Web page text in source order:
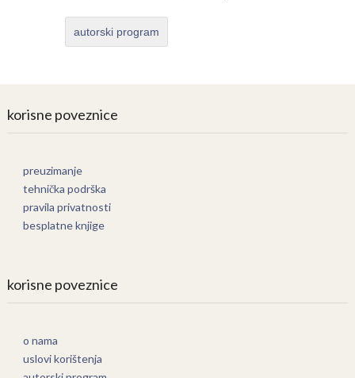
autorski program
korisne poveznice
preuzimanje
tehnička podrška
pravila privatnosti
besplatne knjige
korisne poveznice
o nama
uslovi korištenja